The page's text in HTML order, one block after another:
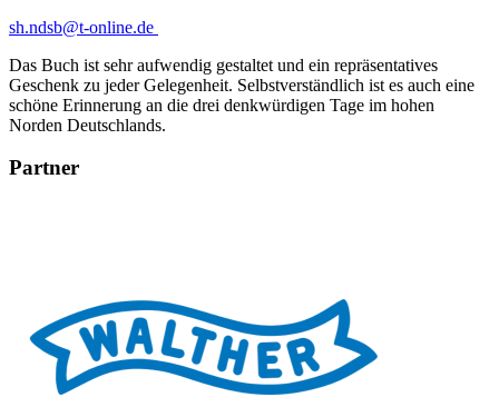
sh.ndsb@t-online.de
Das Buch ist sehr aufwendig gestaltet und ein repräsentatives
Geschenk zu jeder Gelegenheit. Selbstverständlich ist es auch eine
schöne Erinnerung an die drei denkwürdigen Tage im hohen
Norden Deutschlands.
Partner